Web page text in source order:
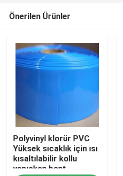
Önerilen Ürünler
Polyvinyl klorür PVC
Yüksek sıcaklık için ısı
kısaltılabilir kollu
yapışkan bant